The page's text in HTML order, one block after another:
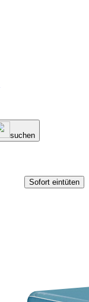
suchen
Sofort eintüten